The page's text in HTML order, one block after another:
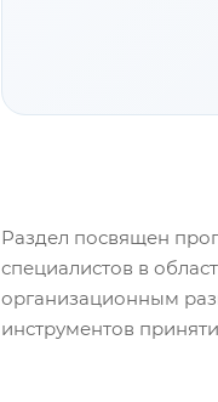
Раздел посвящен
специалистов в
организационным
инструментов